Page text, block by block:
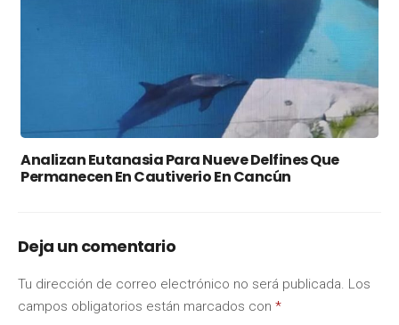
Analizan Eutanasia Para Nueve Delfines Que
Permanecen En Cautiverio En Cancún
Deja un comentario
Tu dirección de correo electrónico no será publicada. Los
campos obligatorios están marcados con *